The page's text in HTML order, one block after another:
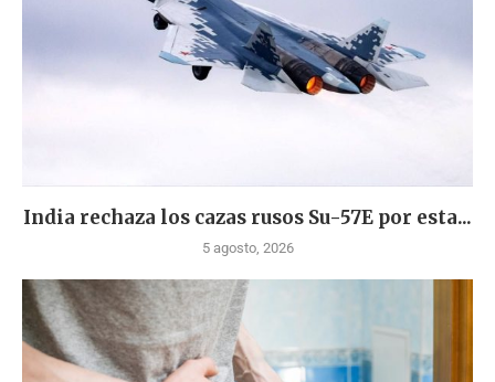
India rechaza los cazas rusos Su-57E por esta...
5 agosto, 2026